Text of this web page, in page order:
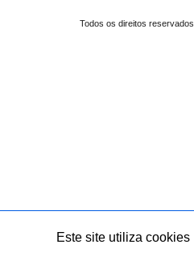
Todos os direitos reservados
Este site utiliza cookies